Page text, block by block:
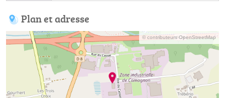
Plan et adresse
© contributeurs OpenStreetMap